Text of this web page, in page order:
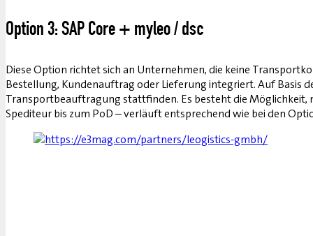
Option 3: SAP Core + myleo / dsc
Diese Option richtet sich an Unternehmen, die keine
Bestellung, Kundenauftrag oder Lieferung integriert. Auf Basis
Transportbeauftragung stattfinden. Es besteht die Möglichkeit,
Spediteur bis zum PoD – verläuft entsprechend wie bei den